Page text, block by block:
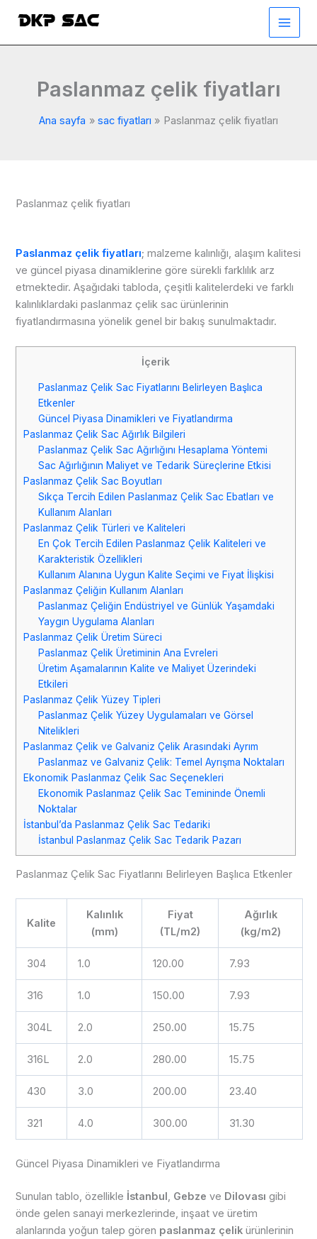
Paslanmaz çelik fiyatları
Ana sayfa sac fiyatları Paslanmaz çelik fiyatları
Paslanmaz çelik fiyatları
Paslanmaz çelik fiyatları; malzeme kalınlığı, alaşım kalitesi
ve güncel piyasa dinamiklerine göre sürekli farklılık arz
etmektedir. Aşağıdaki tabloda, çeşitli kalitelerdeki ve farklı
kalınlıklardaki paslanmaz çelik sac ürünlerinin
fiyatlandırmasına yönelik genel bir bakış sunulmaktadır.
İçerik
Paslanmaz Çelik Sac Fiyatlarını Belirleyen Başlıca
Etkenler
Güncel Piyasa Dinamikleri ve Fiyatlandırma
Paslanmaz Çelik Sac Ağırlık Bilgileri
Paslanmaz Çelik Sac Ağırlığını Hesaplama Yöntemi
Sac Ağırlığının Maliyet ve Tedarik Süreçlerine Etkisi
Paslanmaz Çelik Sac Boyutları
Sıkça Tercih Edilen Paslanmaz Çelik Sac Ebatları ve
Kullanım Alanları
Paslanmaz Çelik Türleri ve Kaliteleri
En Çok Tercih Edilen Paslanmaz Çelik Kaliteleri ve
Karakteristik Özellikleri
Kullanım Alanına Uygun Kalite Seçimi ve Fiyat İlişkisi
Paslanmaz Çeliğin Kullanım Alanları
Paslanmaz Çeliğin Endüstriyel ve Günlük Yaşamdaki
Yaygın Uygulama Alanları
Paslanmaz Çelik Üretim Süreci
Paslanmaz Çelik Üretiminin Ana Evreleri
Üretim Aşamalarının Kalite ve Maliyet Üzerindeki
Etkileri
Paslanmaz Çelik Yüzey Tipleri
Paslanmaz Çelik Yüzey Uygulamaları ve Görsel
Nitelikleri
Paslanmaz Çelik ve Galvaniz Çelik Arasındaki Ayrım
Paslanmaz ve Galvaniz Çelik: Temel Ayrışma Noktaları
Ekonomik Paslanmaz Çelik Sac Seçenekleri
Ekonomik Paslanmaz Çelik Sac Temininde Önemli
Noktalar
İstanbul’da Paslanmaz Çelik Sac Tedariki
İstanbul Paslanmaz Çelik Sac Tedarik Pazarı
Paslanmaz Çelik Sac Fiyatlarını Belirleyen Başlıca Etkenler
Kalite
Kalınlık
(mm)
Fiyat
(TL/m2)
Ağırlık
(kg/m2)
304 1.0 120.00 7.93
316 1.0 150.00 7.93
304L 2.0 250.00 15.75
316L 2.0 280.00 15.75
430 3.0 200.00 23.40
321 4.0 300.00 31.30
Güncel Piyasa Dinamikleri ve Fiyatlandırma
Sunulan tablo, özellikle İstanbul Gebze ve Dilovası gibi
önde gelen sanayi merkezlerinde, inşaat ve üretim
alanlarında yoğun talep gören paslanmaz çelik ürünlerinin